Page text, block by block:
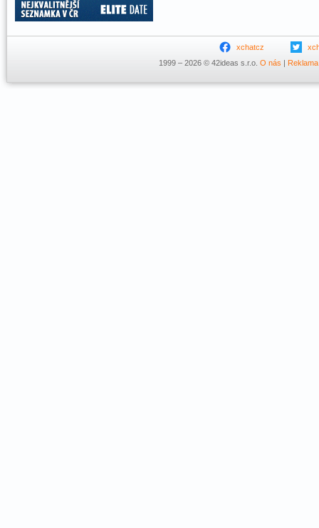
xchatcz
1999 – 2026 © 42ideas s.r.o. O nás | Reklama